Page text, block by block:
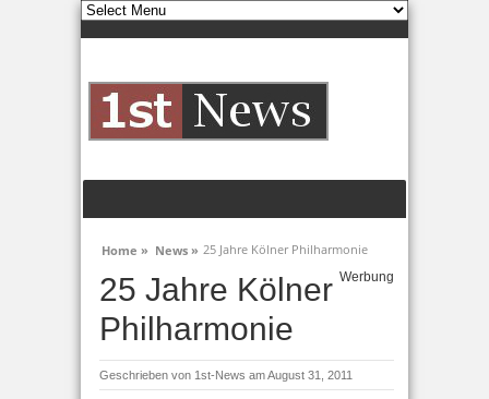
Home » News » 25 Jahre Kölner Philharmonie
25 Jahre Kölner
Philharmonie
Werbung
Geschrieben von 1st-News am August 31, 2011